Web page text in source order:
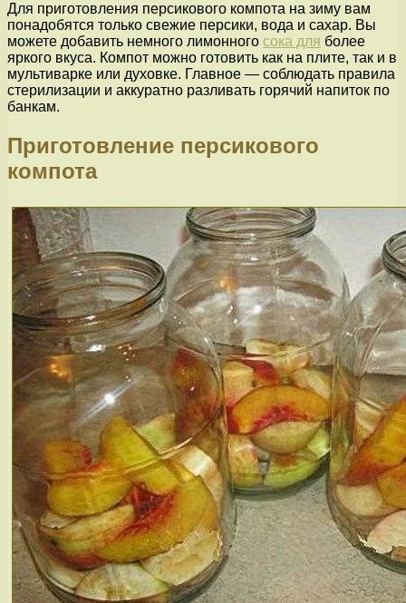
Для приготовления персикового компота на зиму вам
понадобятся только свежие персики, вода и сахар. Вы
можете добавить немного лимонного сока для более
яркого вкуса. Компот можно готовить как на плите, так и в
мультиварке или духовке. Главное — соблюдать правила
стерилизации и аккуратно разливать горячий напиток по
банкам.
Приготовление персикового
компота